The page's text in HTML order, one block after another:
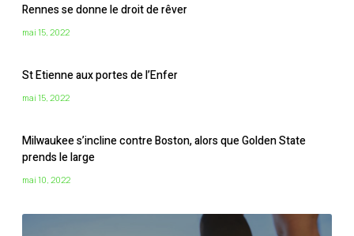
Rennes se donne le droit de rêver
mai 15, 2022
St Etienne aux portes de l’Enfer
mai 15, 2022
Milwaukee s’incline contre Boston, alors que Golden State
prends le large
mai 10, 2022